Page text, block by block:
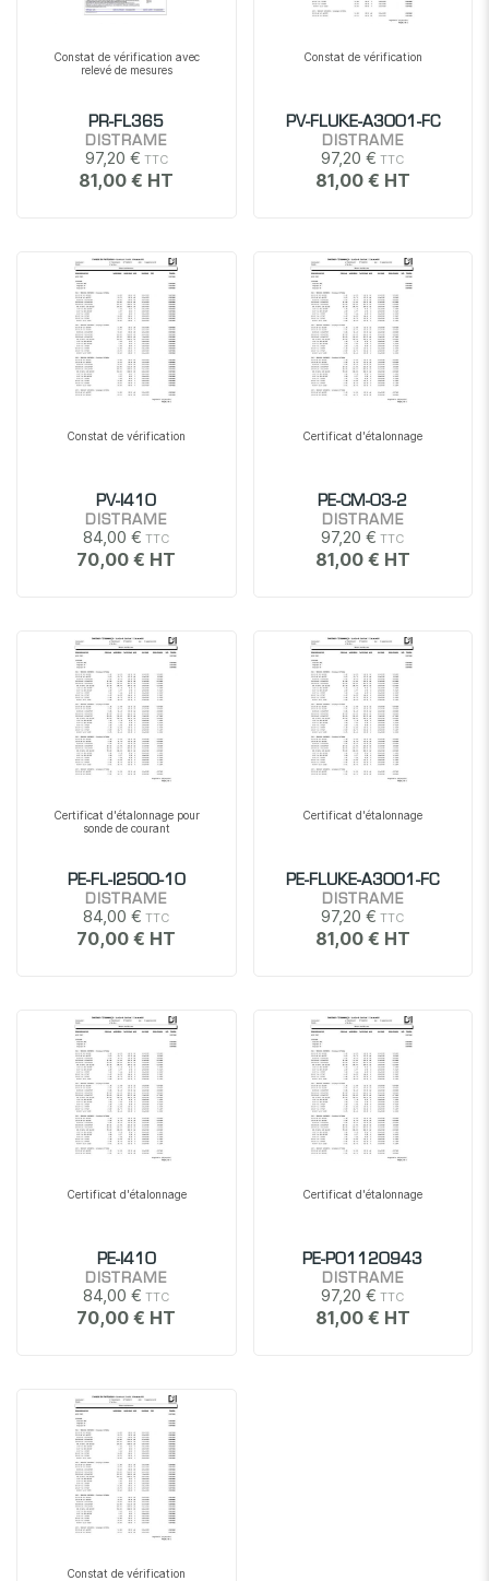
Constat de vérification avec
relevé de mesures
PR-FL365
DISTRAME
97,20 €
81,00 €
Constat de vérification
PV-FLUKE-A3001-FC
DISTRAME
97,20 €
81,00 €
Constat de vérification
PV-I410
DISTRAME
84,00 €
70,00 €
Certificat d'étalonnage
PE-CM-03-2
DISTRAME
97,20 €
81,00 €
Certificat d'étalonnage pour
sonde de courant
PE-FL-I2500-10
DISTRAME
84,00 €
70,00 €
Certificat d'étalonnage
PE-FLUKE-A3001-FC
DISTRAME
97,20 €
81,00 €
Certificat d'étalonnage
PE-I410
DISTRAME
84,00 €
70,00 €
Certificat d'étalonnage
PE-P01120943
DISTRAME
97,20 €
81,00 €
Constat de vérification